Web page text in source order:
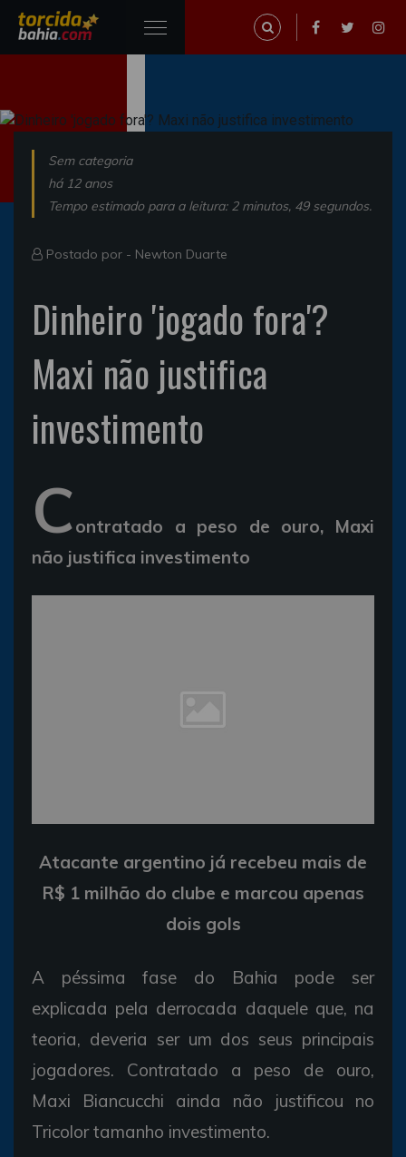
Sem categoria
há 12 anos
Tempo estimado para a leitura: 2 minutos, 49 segundos.
Postado por - Newton Duarte
Dinheiro 'jogado fora'?
Maxi não justifica
investimento
Contratado a peso de ouro, Maxi
não justifica investimento
Atacante argentino já recebeu mais de
R$ 1 milhão do clube e marcou apenas
dois gols
A péssima fase do Bahia pode ser
explicada pela derrocada daquele que, na
teoria, deveria ser um dos seus principais
jogadores. Contratado a peso de ouro,
Maxi Biancucchi ainda não justificou no
Tricolor tamanho investimento.